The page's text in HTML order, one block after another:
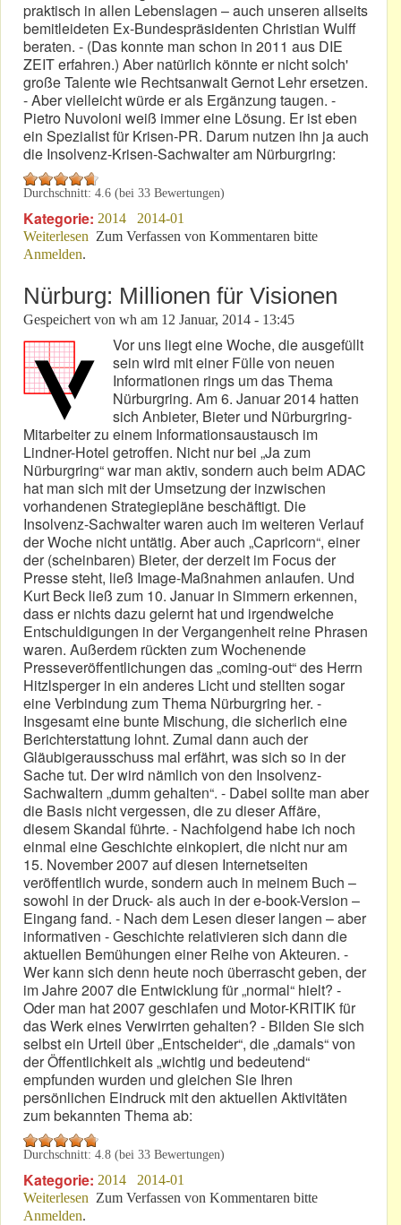
praktisch in allen Lebenslagen – auch unseren allseits
bemitleideten Ex-Bundespräsidenten Christian Wulff
beraten. - (Das konnte man schon in 2011 aus DIE
ZEIT erfahren.) Aber natürlich könnte er nicht solch'
große Talente wie Rechtsanwalt Gernot Lehr ersetzen.
- Aber vielleicht würde er als Ergänzung taugen. -
Pietro Nuvoloni weiß immer eine Lösung. Er ist eben
ein Spezialist für Krisen-PR. Darum nutzen ihn ja auch
die Insolvenz-Krisen-Sachwalter am Nürburgring:
Durchschnitt: 4.6 (bei 33 Bewertungen)
Kategorie: 2014
2014-01
Weiterlesen über Wer, wann, wo – und wer warum nicht
Zum Verfassen von Kommentaren bitte
Anmelden.
Nürburg: Millionen für Visionen
Gespeichert von wh am 12 Januar, 2014 - 13:45
Vor uns liegt eine Woche, die ausgefüllt
sein wird mit einer Fülle von neuen
Informationen rings um das Thema
Nürburgring. Am 6. Januar 2014 hatten
sich Anbieter, Bieter und Nürburgring-
Mitarbeiter zu einem Informationsaustausch im
Lindner-Hotel getroffen. Nicht nur bei „Ja zum
Nürburgring“ war man aktiv, sondern auch beim ADAC
hat man sich mit der Umsetzung der inzwischen
vorhandenen Strategiepläne beschäftigt. Die
Insolvenz-Sachwalter waren auch im weiteren Verlauf
der Woche nicht untätig. Aber auch „Capricorn“, einer
der (scheinbaren) Bieter, der derzeit im Focus der
Presse steht, ließ Image-Maßnahmen anlaufen. Und
Kurt Beck ließ zum 10. Januar in Simmern erkennen,
dass er nichts dazu gelernt hat und irgendwelche
Entschuldigungen in der Vergangenheit reine Phrasen
waren. Außerdem rückten zum Wochenende
Presseveröffentlichungen das „coming-out“ des Herrn
Hitzlsperger in ein anderes Licht und stellten sogar
eine Verbindung zum Thema Nürburgring her. -
Insgesamt eine bunte Mischung, die sicherlich eine
Berichterstattung lohnt. Zumal dann auch der
Gläubigerausschuss mal erfährt, was sich so in der
Sache tut. Der wird nämlich von den Insolvenz-
Sachwaltern „dumm gehalten“. - Dabei sollte man aber
die Basis nicht vergessen, die zu dieser Affäre,
diesem Skandal führte. - Nachfolgend habe ich noch
einmal eine Geschichte einkopiert, die nicht nur am
15. November 2007 auf diesen Internetseiten
veröffentlich wurde, sondern auch in meinem Buch –
sowohl in der Druck- als auch in der e-book-Version –
Eingang fand. - Nach dem Lesen dieser langen – aber
informativen - Geschichte relativieren sich dann die
aktuellen Bemühungen einer Reihe von Akteuren. -
Wer kann sich denn heute noch überrascht geben, der
im Jahre 2007 die Entwicklung für „normal“ hielt? -
Oder man hat 2007 geschlafen und Motor-KRITIK für
das Werk eines Verwirrten gehalten? - Bilden Sie sich
selbst ein Urteil über „Entscheider“, die „damals“ von
der Öffentlichkeit als „wichtig und bedeutend“
empfunden wurden und gleichen Sie Ihren
persönlichen Eindruck mit den aktuellen Aktivitäten
zum bekannten Thema ab:
Durchschnitt: 4.8 (bei 33 Bewertungen)
Kategorie: 2014
2014-01
Weiterlesen über Nürburg: Millionen für Visionen
Zum Verfassen von Kommentaren bitte
Anmelden.